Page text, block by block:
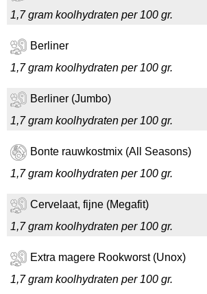
1,7 gram koolhydraten per 100 gr.
Berliner
1,7 gram koolhydraten per 100 gr.
Berliner (Jumbo)
1,7 gram koolhydraten per 100 gr.
Bonte rauwkostmix (All Seasons)
1,7 gram koolhydraten per 100 gr.
Cervelaat, fijne (Megafit)
1,7 gram koolhydraten per 100 gr.
Extra magere Rookworst (Unox)
1,7 gram koolhydraten per 100 gr.